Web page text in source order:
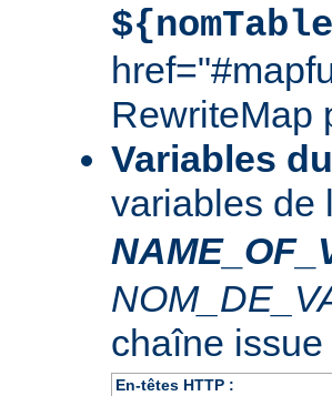
RewriteMap
Variables
variables de
chaîne
En-têtes HTTP :